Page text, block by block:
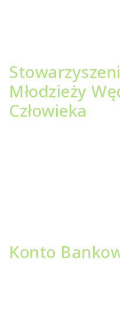
Młodzieży
Człowieka
Konto